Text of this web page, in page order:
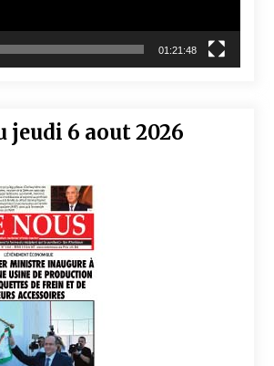
01:21:48
jeudi 6 aout 2026